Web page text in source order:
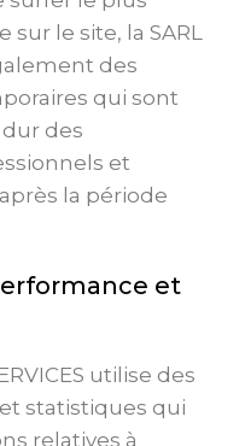
le site, la SARL
des
qui sont
des
et
la période
et
utilise des
statistiques qui
relatives à